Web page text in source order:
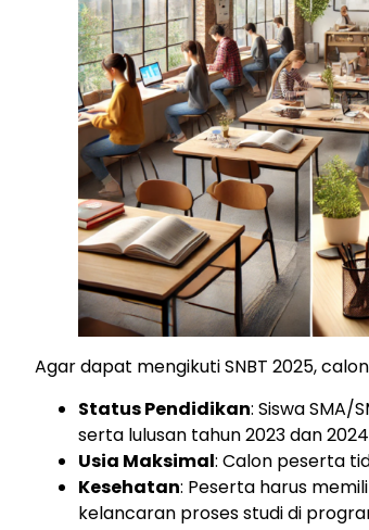
Agar dapat mengikuti SNBT 2025,
Status Pendidikan: Siswa SMA/
serta lulusan tahun 2023 dan
Usia Maksimal: Calon peserta
Kesehatan: Peserta harus
kelancaran proses studi di